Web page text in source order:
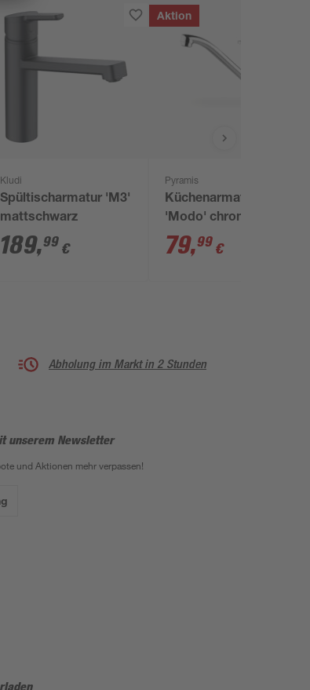
Kludi
Spültischarmatur 'M3'
mattschwarz
189,99 €
Aktion
Pyramis
Küchenarmatur
'Modo' chromfarben
79,99 €
Abholung im Markt in 2 Stunden
unserem Newsletter
und Aktionen mehr verpassen!